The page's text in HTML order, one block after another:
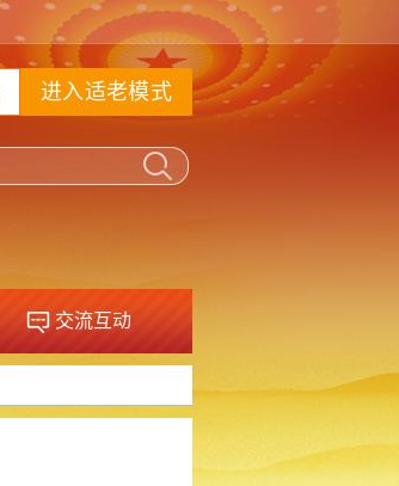
进入适老模式
交流互动